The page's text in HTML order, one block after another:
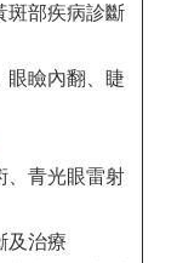
斑部疾病診斷
眼瞼內翻、睫
、青光眼雷射
及治療